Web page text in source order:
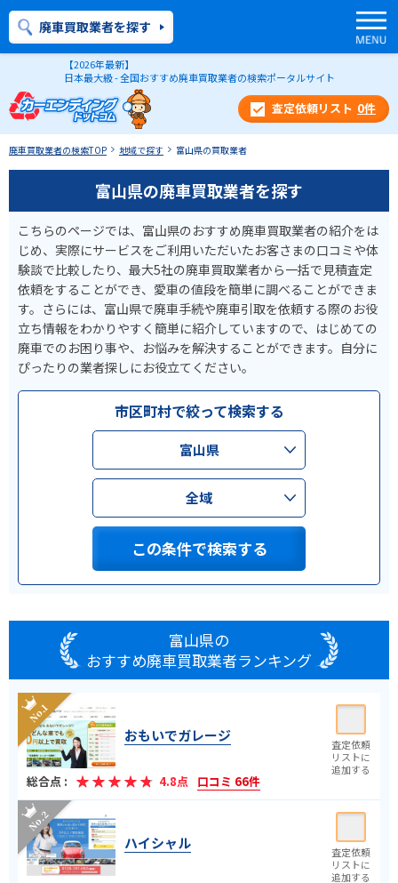
【2026年最新】
日本最大級 - 全国おすすめ廃車買取業者の検索ポータルサイト
0件
廃車買取業者を探す
廃車買取業者の検索TOP 地域で探す 富山県の買取業者
富山県の廃車買取業者を探す
こちらのページでは、富山県のおすすめ廃車買取業者の紹介をは
じめ、実際にサービスをご利用いただいたお客さまの口コミや体
験談で比較したり、最大5社の廃車買取業者から一括で見積査定
依頼をすることができ、愛車の値段を簡単に調べることができま
す。さらには、富山県で廃車手続や廃車引取を依頼する際のお役
立ち情報をわかりやすく簡単に紹介していますので、はじめての
廃車でのお困り事や、お悩みを解決することができます。自分に
ぴったりの業者探しにお役立てください。
市区町村で絞って検索する
富山県
全域
この条件で検索する
富山県の
おすすめ廃車買取業者ランキング
おもいでガレージ
総合点 : 4.8点 口コミ 66件
ハイシャル